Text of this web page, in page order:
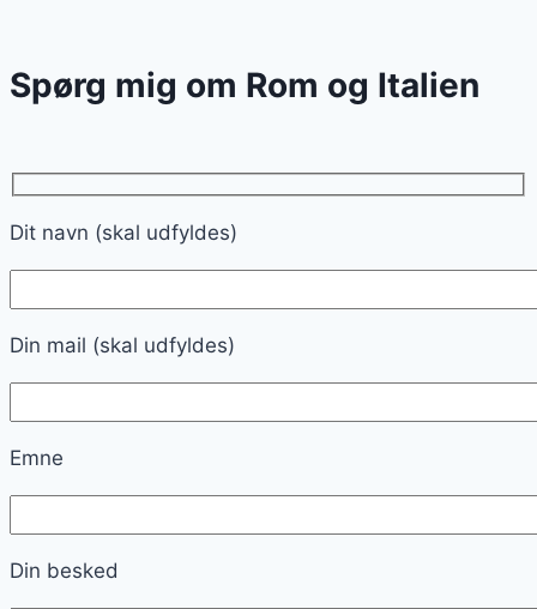
Spørg mig om Rom og Italien
Dit navn (skal udfyldes)
Din mail (skal udfyldes)
Emne
Din besked